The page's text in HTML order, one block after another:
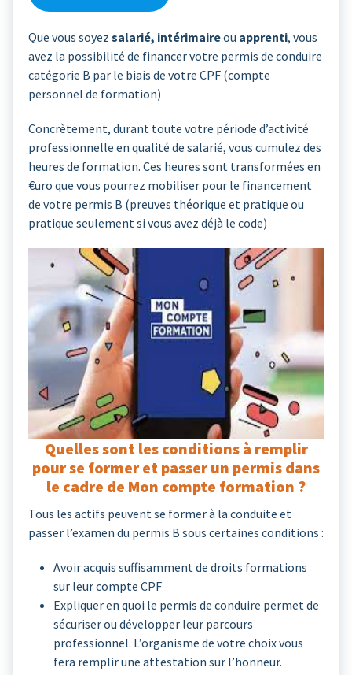
Que vous soyez salarié, intérimaireou apprenti, vous
avez la possibilité de financer votre permis de conduire
catégorie B par le biais de votre CPF (compte
personnel de formation)
Concrètement, durant toute votre période d’activité
professionnelle en qualité de salarié, vous cumulez des
heures de formation. Ces heures sont transformées en
€uro que vous pourrez mobiliser pour le financement
de votre permis B (preuves théorique et pratique ou
pratique seulement si vous avez déjà le code)
Quelles sont les conditions à remplir
pour se former et passer un permis dans
le cadre de Mon compte formation ?
Tous les actifs peuvent se former à la conduite et
passer l’examen du permis B sous certaines conditions :
Avoir acquis suffisamment de droits formations
sur leur compte CPF
Expliquer en quoi le permis de conduire permet de
sécuriser ou développer leur parcours
professionnel. L’organisme de votre choix vous
fera remplir une attestation sur l’honneur.